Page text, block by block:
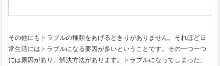
その他にもトラブルの種類をあげるときりがありません。それほど日
常生活にはトラブルになる要因が多いということです。その一つ一つ
には原因があり、解決方法があります。トラブルになってしまった、